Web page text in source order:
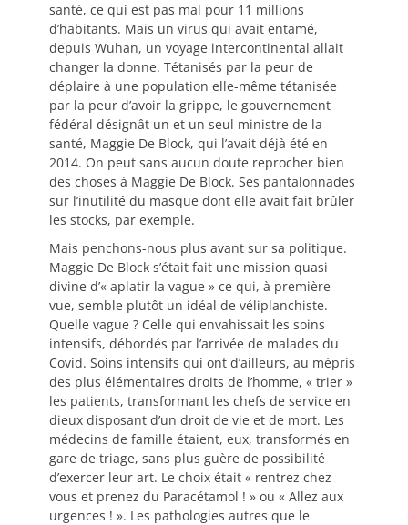
santé, ce qui est pas mal pour 11 millions
d’habitants. Mais un virus qui avait entamé,
depuis Wuhan, un voyage intercontinental allait
changer la donne. Tétanisés par la peur de
déplaire à une population elle-même tétanisée
par la peur d’avoir la grippe, le gouvernement
fédéral désignât un et un seul ministre de la
santé, Maggie De Block, qui l’avait déjà été en
2014. On peut sans aucun doute reprocher bien
des choses à Maggie De Block. Ses pantalonnades
sur l’inutilité du masque dont elle avait fait brûler
les stocks, par exemple.
Mais penchons-nous plus avant sur sa politique.
Maggie De Block s’était fait une mission quasi
divine d’« aplatir la vague » ce qui, à première
vue, semble plutôt un idéal de véliplanchiste.
Quelle vague ? Celle qui envahissait les soins
intensifs, débordés par l’arrivée de malades du
Covid. Soins intensifs qui ont d’ailleurs, au mépris
des plus élémentaires droits de l’homme, « trier »
les patients, transformant les chefs de service en
dieux disposant d’un droit de vie et de mort. Les
médecins de famille étaient, eux, transformés en
gare de triage, sans plus guère de possibilité
d’exercer leur art. Le choix était « rentrez chez
vous et prenez du Paracétamol ! » ou « Allez aux
urgences ! ». Les pathologies autres que le